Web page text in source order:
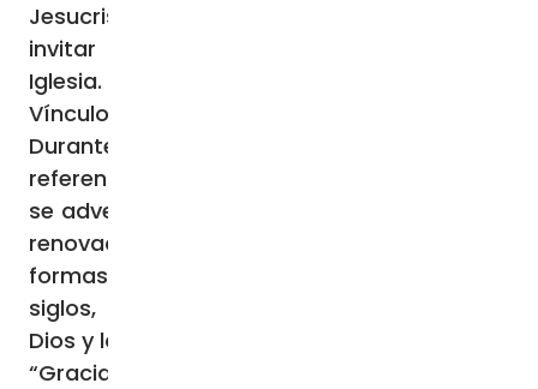
Jesucristo; Fortalecer lo que sirve para
invitar a todos los hombres al seno de la
Iglesia.
Vínculo entre liturgia y vida eclesial
Durante su alocución, el Santo Padre hizo
referencia a un momento histórico donde
se advertía con fuerza la necesidad de una
renovación de las formas rituales. Estas
formas son el medio por el cual, desde hace
siglos, la Iglesia realiza la glorificación de
Dios y la santificación del pueblo cristiano.
“Gracias al movimiento litúrgico se había